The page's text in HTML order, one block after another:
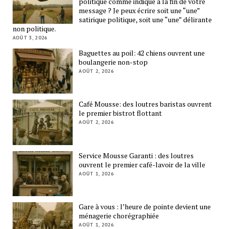
message ? Je peux écrire soit une “une”
satirique politique, soit une “une” délirante
non politique.
AOÛT 3, 2026
Baguettes au poil: 42 chiens ouvrent une
boulangerie non-stop
AOÛT 2, 2026
Café Mousse: des loutres baristas ouvrent
le premier bistrot flottant
AOÛT 2, 2026
Service Mousse Garanti : des loutres
ouvrent le premier café-lavoir de la ville
AOÛT 1, 2026
Gare à vous : l’heure de pointe devient une
ménagerie chorégraphiée
AOÛT 1, 2026